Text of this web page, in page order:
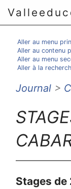
Aller au menu
Aller au contenu
Aller au menu
Aller à la
Journal >
Stages